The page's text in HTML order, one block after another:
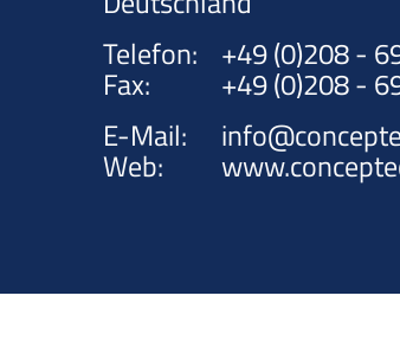
Telefon:
+49 (0)208 -
Fax:
+49 (0)208 -
E-Mail:
Web: